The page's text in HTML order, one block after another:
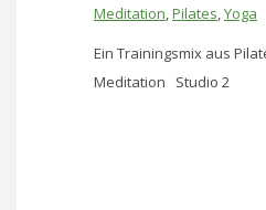
Meditation,Pilates,Yoga
Ein Trainingsmix aus
Meditation Studio 2